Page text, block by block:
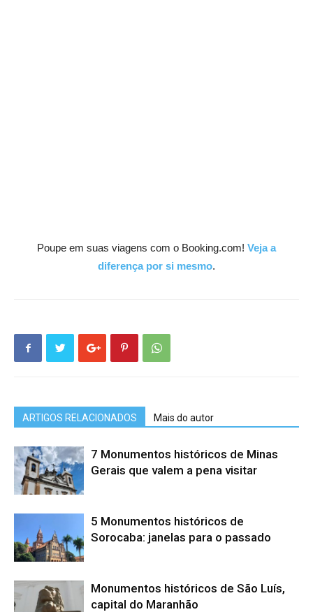
Poupe em suas viagens com o Booking.com! Veja a
diferença por si mesmo.
ARTIGOS RELACIONADOS Mais do autor
7 Monumentos históricos de Minas
Gerais que valem a pena visitar
5 Monumentos históricos de
Sorocaba: janelas para o passado
Monumentos históricos de São Luís,
capital do Maranhão